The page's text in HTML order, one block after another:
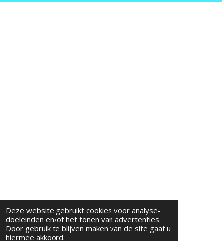
Deze website gebruikt cookies voor analyse-
doeleinden en/of het tonen van advertenties.
Door gebruik te blijven maken van de site gaat u
hiermee akkoord.